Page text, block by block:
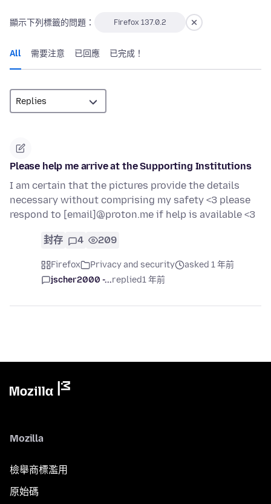
顯示下列標籤的問題： Firefox 137.0.2
All 需要注意 已回應 已完成！
Please help me arrive at the Supporting Institutions
I am certain that the pictures provide the details
necessary without comprising my safety <3 please
respond to [email]@proton.me if help is available <3
封存 4 209
Firefox Privacy and security
asked 1 年前
jscher2000 -...replied1 年前
Mozilla
檢舉商標濫用
原始碼